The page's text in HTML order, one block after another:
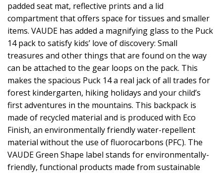
padded seat mat, reflective prints and a lid
compartment that offers space for tissues and smaller
items. VAUDE has added a magnifying glass to the Puck
14 pack to satisfy kids’ love of discovery: Small
treasures and other things that are found on the way
can be attached to the gear loops on the pack. This
makes the spacious Puck 14 a real jack of all trades for
forest kindergarten, hiking holidays and your child’s
first adventures in the mountains. This backpack is
made of recycled material and is produced with Eco
Finish, an environmentally friendly water-repellent
material without the use of fluorocarbons (PFC). The
VAUDE Green Shape label stands for environmentally-
friendly, functional products made from sustainable